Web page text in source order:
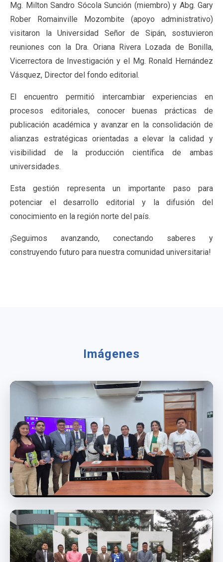
Mg. Milton Sandro Sócola Sunción (miembro) y Abg. Gary
Rober Romainville Mozombite (apoyo administrativo)
visitaron la Universidad Señor de Sipán, sostuvieron
reuniones con la Dra. Oriana Rivera Lozada de Bonilla,
Vicerrectora de Investigación y el Mg. Ronald Hernández
Vásquez, Director del fondo editorial.
El encuentro permitió intercambiar experiencias en
procesos editoriales, conocer buenas prácticas de
publicación académica y avanzar en la consolidación de
alianzas estratégicas orientadas a elevar la calidad y
visibilidad de la producción científica de ambas
universidades.
Esta gestión representa un importante paso para
potenciar el desarrollo editorial y la difusión del
conocimiento en la región norte del país.
¡Seguimos avanzando, conectando saberes y
construyendo futuro para nuestra comunidad universitaria!
Imágenes